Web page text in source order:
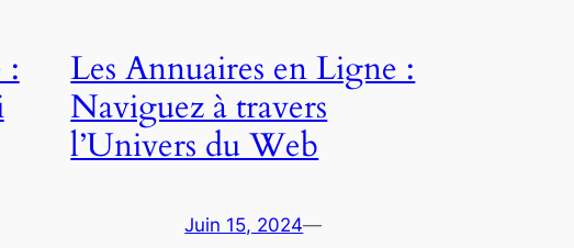
:
Les Annuaires en Ligne :
Naviguez à travers
l’Univers du Web
Juin 15, 2024—